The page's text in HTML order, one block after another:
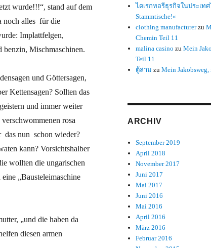
wurde!!!“, stand auf dem
noch alles für die
Implattfelgen,
benzin, Mischmaschinen.
und Göttersagen,
Kettensagen? Sollten das
und immer weiter
rosa
das nun schon wieder?
kann? Vorsichtshalber
wollten die ungarischen
„Bausteleimaschine
„und die haben da
diesen armen
ไดเรกทอรีธุรกิจในประเท
Stammtische!«
clothing manufacturerzu
Chemin Teil 11
malina casino zuMein
Teil 11
ตู้ล่าม zuMein
ARCHIV
September 2019
April 2018
November 2017
Juni 2017
Mai 2017
Juni 2016
Mai 2016
April 2016
März 2016
Februar 2016